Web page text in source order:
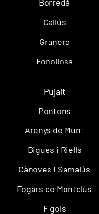
Borredà
Callús
Granera
Fonollosa
Pujalt
Pontons
Arenys de Munt
Bigues i Riells
Cànoves i Samalús
Fogars de Montclús
Fígols